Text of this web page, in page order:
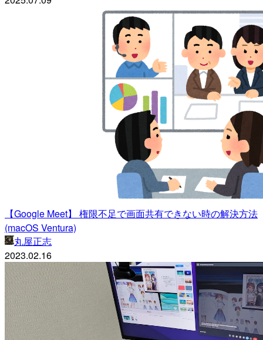
【Google Meet】 権限不足で画面共有できない時の解決方法
(macOS Ventura)
丸屋正志
2023.02.16